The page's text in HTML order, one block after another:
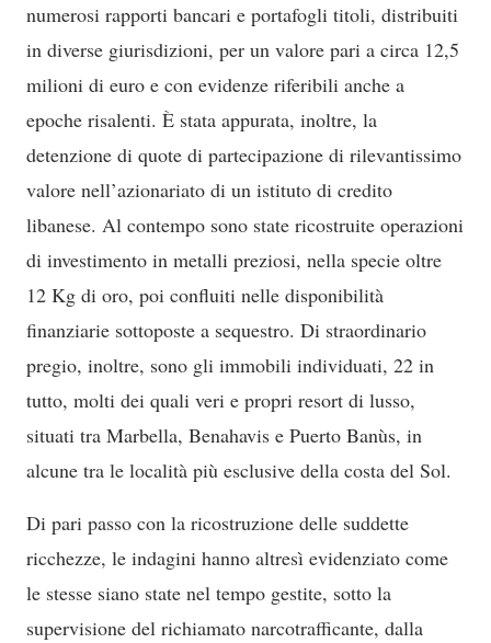
numerosi rapporti bancari e portafogli titoli, distribuiti
in diverse giurisdizioni, per un valore pari a circa 12,5
milioni di euro e con evidenze riferibili anche a
epoche risalenti. È stata appurata, inoltre, la
detenzione di quote di partecipazione di rilevantissimo
valore nell’azionariato di un istituto di credito
libanese. Al contempo sono state ricostruite operazioni
di investimento in metalli preziosi, nella specie oltre
12 Kg di oro, poi confluiti nelle disponibilità
finanziarie sottoposte a sequestro. Di straordinario
pregio, inoltre, sono gli immobili individuati, 22 in
tutto, molti dei quali veri e propri resort di lusso,
situati tra Marbella, Benahavis e Puerto Banùs, in
alcune tra le località più esclusive della costa del Sol.
Di pari passo con la ricostruzione delle suddette
ricchezze, le indagini hanno altresì evidenziato come
le stesse siano state nel tempo gestite, sotto la
supervisione del richiamato narcotrafficante, dalla